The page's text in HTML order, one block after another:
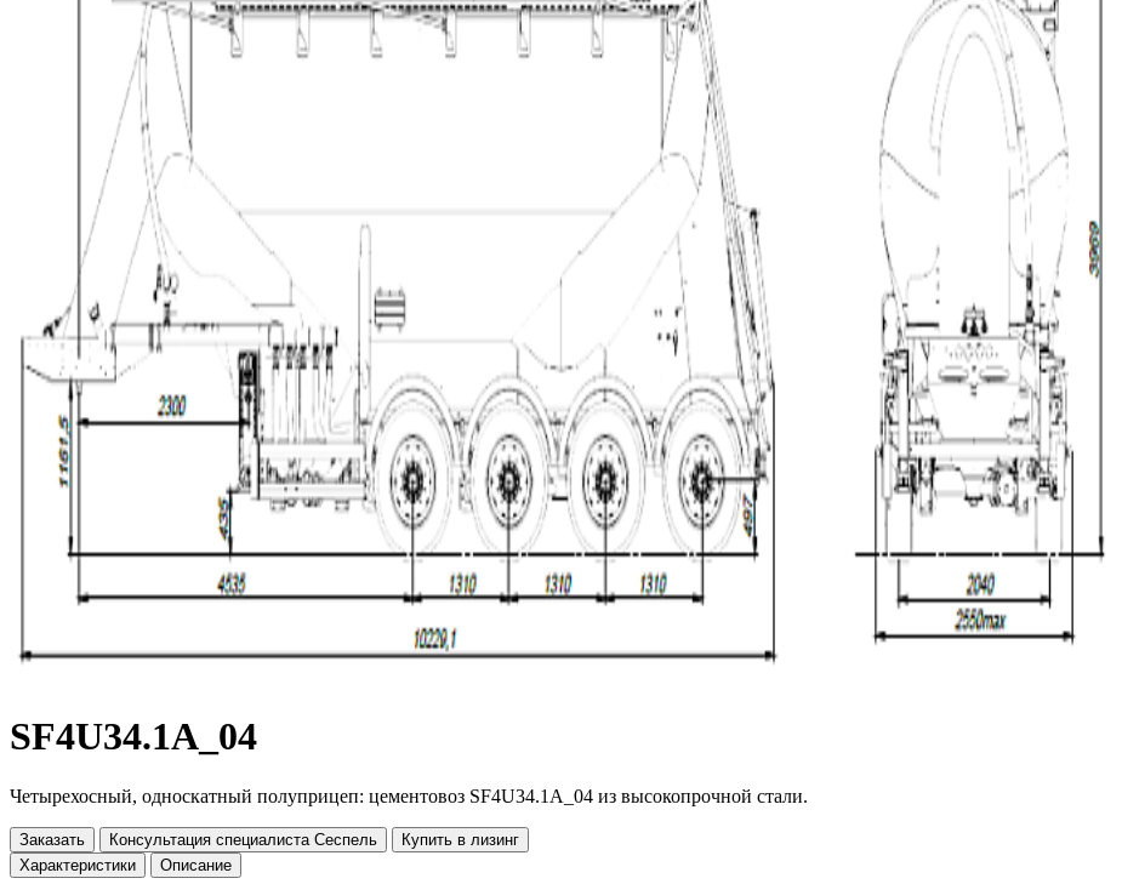
SF4U34.1A_04
Четырехосный, односкатный полуприцеп: цементовоз SF4U34.1A_04 из высокопрочной стали.
Заказать Консультация специалиста Сеспель
Купить в лизинг
Характеристики
Описание